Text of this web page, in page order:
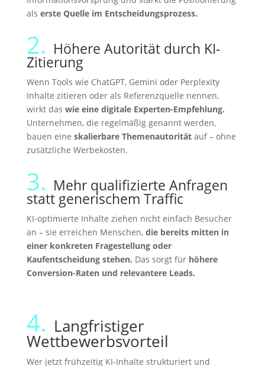
als erste Quelle im Entscheidungsprozess.
2. Höhere Autorität durch KI-
Zitierung
Wenn Tools wie ChatGPT, Gemini oder Perplexity
Inhalte zitieren oder als Referenzquelle nennen,
wirkt das wie eine digitale Experten-Empfehlung.
Unternehmen, die regelmäßig genannt werden,
bauen eine skalierbare Themenautoritätauf – ohne
zusätzliche Werbekosten.
3. Mehr qualifizierte Anfragen
statt generischem Traffic
KI-optimierte Inhalte ziehen nicht einfach Besucher
an – sie erreichen Menschen, die bereits mitten in
einer konkreten Fragestellung oder
Kaufentscheidung stehen. Das sorgt für höhere
Conversion-Raten und relevantere Leads.
4. Langfristiger
Wettbewerbsvorteil
Wer jetzt frühzeitig KI-Inhalte strukturiert und